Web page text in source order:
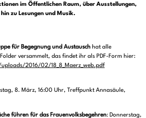
im Öffentlichen Raum, über Ausstellungen,
zu Lesungen und Musik.
für Begegnung und Austausch hat alle
versammelt, das findet ihr als PDF-Form hier:
2016/02/18_8_Maerz_web.pdf
8. März, 16:00 Uhr, Treffpunkt Annasäule,
führen für das Frauenvolksbegehren: Donnerstag,